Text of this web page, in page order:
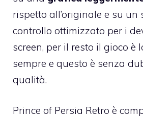
rispetto all’originale e su un
controllo ottimizzato per i
screen, per il resto il gioco è
sempre e questo è senza
qualità.
Prince of Persia Retro è